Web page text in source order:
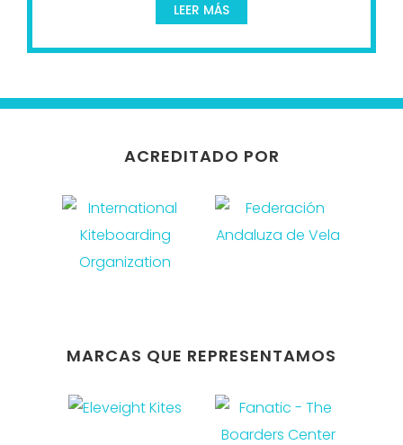
LEER MÁS
ACREDITADO POR
MARCAS QUE REPRESENTAMOS